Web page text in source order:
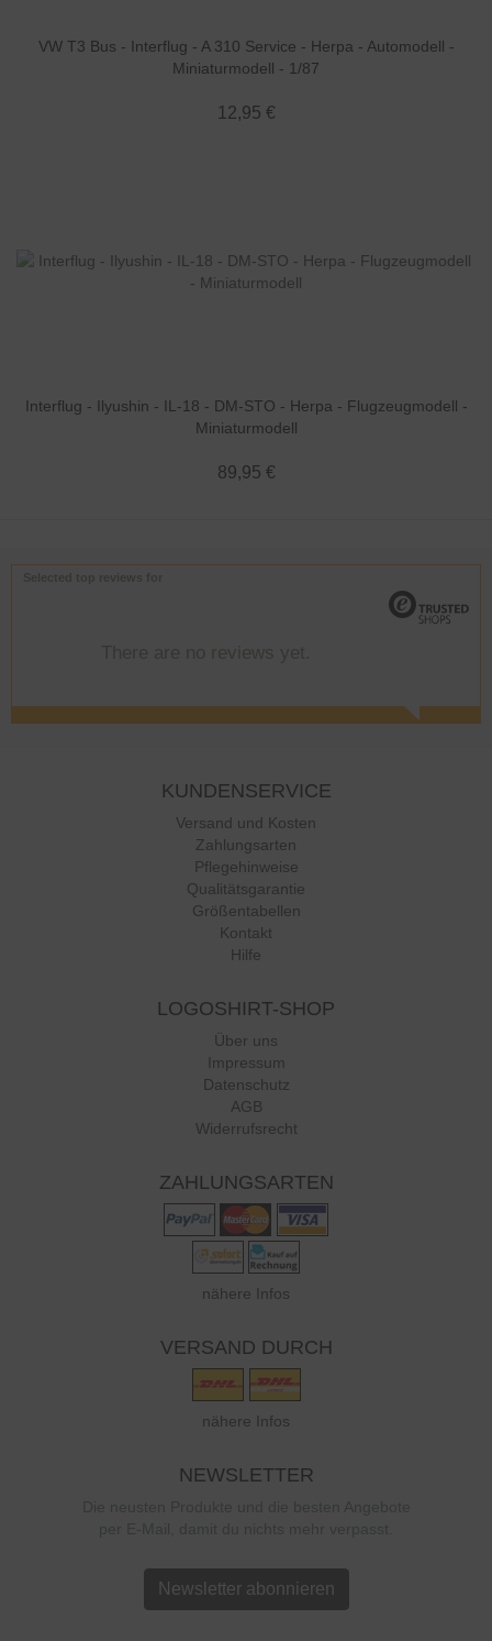
VW T3 Bus - Interflug - A 310 Service - Herpa - Automodell -
Miniaturmodell - 1/87
12,95 €
Interflug - Ilyushin - IL-18 - DM-STO - Herpa - Flugzeugmodell -
Miniaturmodell
89,95 €
KUNDENSERVICE
Versand und Kosten
Zahlungsarten
Pflegehinweise
Qualitätsgarantie
Größentabellen
Kontakt
Hilfe
LOGOSHIRT-SHOP
Über uns
Impressum
Datenschutz
AGB
Widerrufsrecht
ZAHLUNGSARTEN
nähere Infos
VERSAND DURCH
nähere Infos
NEWSLETTER
Newsletter abonnieren